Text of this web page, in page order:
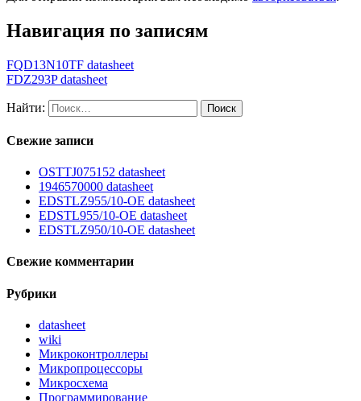
Навигация по записям
FQD13N10TF datasheet
FDZ293P datasheet
Найти:
Свежие записи
OSTTJ075152 datasheet
1946570000 datasheet
EDSTLZ955/10-OE datasheet
EDSTL955/10-OE datasheet
EDSTLZ950/10-OE datasheet
Свежие комментарии
Рубрики
datasheet
wiki
Микроконтроллеры
Микропроцессоры
Микросхема
Программирование